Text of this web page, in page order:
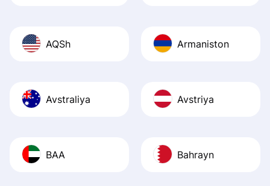
AQSh Armaniston
Avstraliya Avstriya
BAA Bahrayn